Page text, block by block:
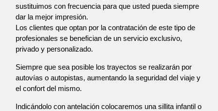
sustituimos con frecuencia para que usted pueda siempre
dar la mejor impresión.
Los clientes que optan por la contratación de este tipo de
profesionales se benefician de un servicio exclusivo,
privado y personalizado.
Siempre que sea posible los trayectos se realizarán por
autovías o autopistas, aumentando la seguridad del viaje y
el confort del mismo.
Indicándolo con antelación colocaremos una sillita infantil o